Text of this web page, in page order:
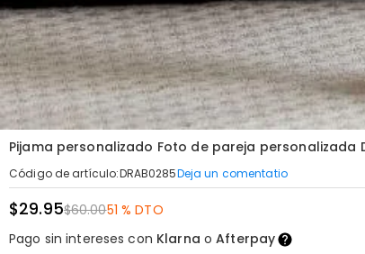
Pijama personalizado Foto de pareja
Código de artículo:DRAB0285Deja un comentatio
$29.95$60.0051 % DTO
Pago sin intereses con Klarna oAfterpay